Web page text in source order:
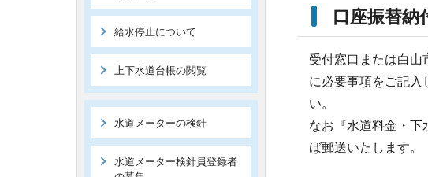
口座振替納
受付窓口または白山
に必要事項をご記入
い。
なお『水道料金・下
ば郵送いたします。
給水停止について
上下水道台帳の閲覧
水道メーターの検針
水道メーター検針員登録者